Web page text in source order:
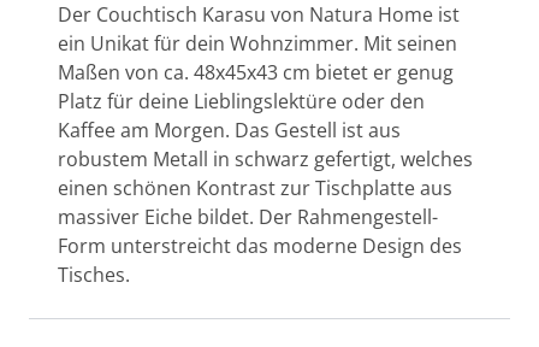
Der Couchtisch Karasu von Natura Home ist
ein Unikat für dein Wohnzimmer. Mit seinen
Maßen von ca. 48x45x43 cm bietet er genug
Platz für deine Lieblingslektüre oder den
Kaffee am Morgen. Das Gestell ist aus
robustem Metall in schwarz gefertigt, welches
einen schönen Kontrast zur Tischplatte aus
massiver Eiche bildet. Der Rahmengestell-
Form unterstreicht das moderne Design des
Tisches.